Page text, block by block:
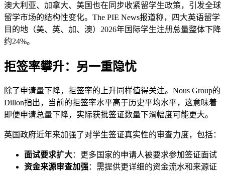
澳大利亚、加拿大、美国也在同步收紧留学生政策，引发全球
留学市场的结构性变化。The PIE News报道称，四大英语留学
目的地（美、英、加、澳）2026年国际学生注册总量整体下降
约24%。
拒签率攀升：另一重隐忧
除了申请量下降，拒签率的上升同样值得关注。Nous Group的
Dillon指出，当前的拒签率水平高于历史平均水平，这意味着
即便申请总量下降，实际获批签证数量下滑幅度可能更大。
英国政府近年来加强了对学生签证真实性的审查力度，包括：
面试要求扩大：更多国家的申请人被要求参加签证面试
资金来源审查加强：需提供更详细的资金流水和来源证